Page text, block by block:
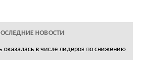
НОВОСТИ
оказалась в числе лидеров по снижению